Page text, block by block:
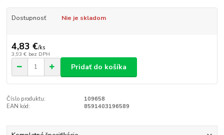
Dostupnosť Nie je skladom
4,83 €/ks
3,93 € bez DPH
Pridať do košíka
Číslo produktu:
109658
EAN kód:
8591403196589